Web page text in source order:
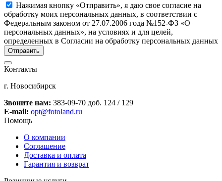
Нажимая кнопку «Отправить», я даю свое согласие на
обработку моих персональных данных, в соответствии с
Федеральным законом от 27.07.2006 года №152-ФЗ «О
персональных данных», на условиях и для целей,
определенных в Согласии на обработку персональных данных
Контакты
г. Новосибирск
Звоните нам: 383-09-70 доб. 124 / 129
E-mail: opt@fotoland.ru
Помощь
О компании
Соглашение
Доставка и оплата
Гарантия и возврат